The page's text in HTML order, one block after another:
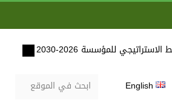
للمؤسسة 2026-2030
English